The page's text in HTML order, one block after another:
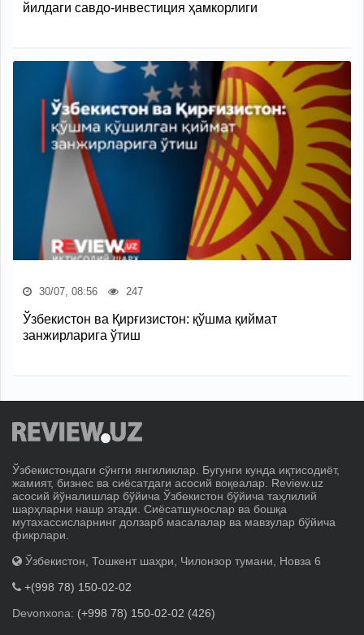
йилдаги савдо-инвестиция ҳамкорлиги
30/07, 08:56 247
Ўзбекистон ва Қирғизистон: қўшма қиймат
занжирларига ўтиш
Ўзбекистондаги сўнгги янгиликлар. Бугунги кунда иқтисодиёт,
жамият, бизнес ва сиёсатдаги асосий воқеалар. Review.uz
асосий йўналишлар бўйича Ўзбекистон бўйича таҳлилий
шарҳларни нашр этади. Сиёсатшунослар ва бошқа
мутахассисларнинг долзарб масалалар ва мавзулар бўйича
фикрлари.
Ўзбекистон, Тошкент шаҳри, Чилонзор тумани, Новза 6
+(998 78) 150-02-02
Devonxona: (+998 78) 150-02-02 (426)